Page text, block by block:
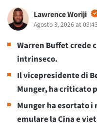
Lawrence Woriji
Agosto 3, 2026 at
Warren Buffet crede
intrinseco.
Il vicepresidente di
Munger, ha criticato
Munger ha esortato
emulare la Cina e